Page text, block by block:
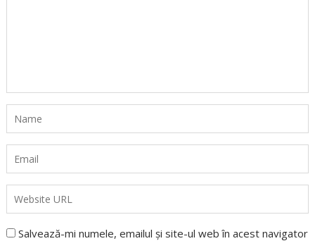
Salvează-mi numele, emailul și site-ul web în acest navigator